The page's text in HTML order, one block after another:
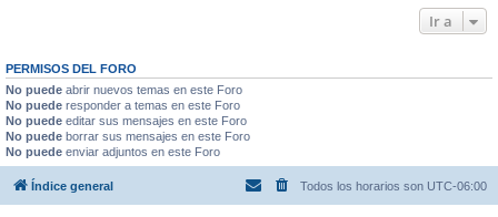
Ir a
PERMISOS DEL FORO
No puede abrir nuevos temas en este Foro
No puede responder a temas en este Foro
No puede editar sus mensajes en este Foro
No puede borrar sus mensajes en este Foro
No puede enviar adjuntos en este Foro
Índice general Todos los horarios son UTC-06:00